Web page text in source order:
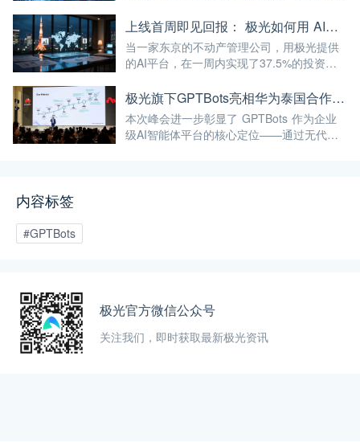
上线首周即见回报： 极光如何用 AI，帮助日本公司破解全球化服务时差
当一家东京的不动产管理公司，用极光提供
的AI平台，在一周内实现了37.5%的投资回
正的"能力出海"。
极光旗下GPTBots亮相华为泰国合作伙伴峰会，带来让流量真正转化为业绩的AI解决方案
本次峰会进一步彰显了 GPTBots 作为企业
级AI智能体平台的核心定位——通过无代码
内容标签
#GPTBots
极光官方微信公众号
关注我们，即时获取最新极光资讯